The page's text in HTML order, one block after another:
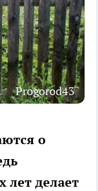
Progorod43
о
лет делает